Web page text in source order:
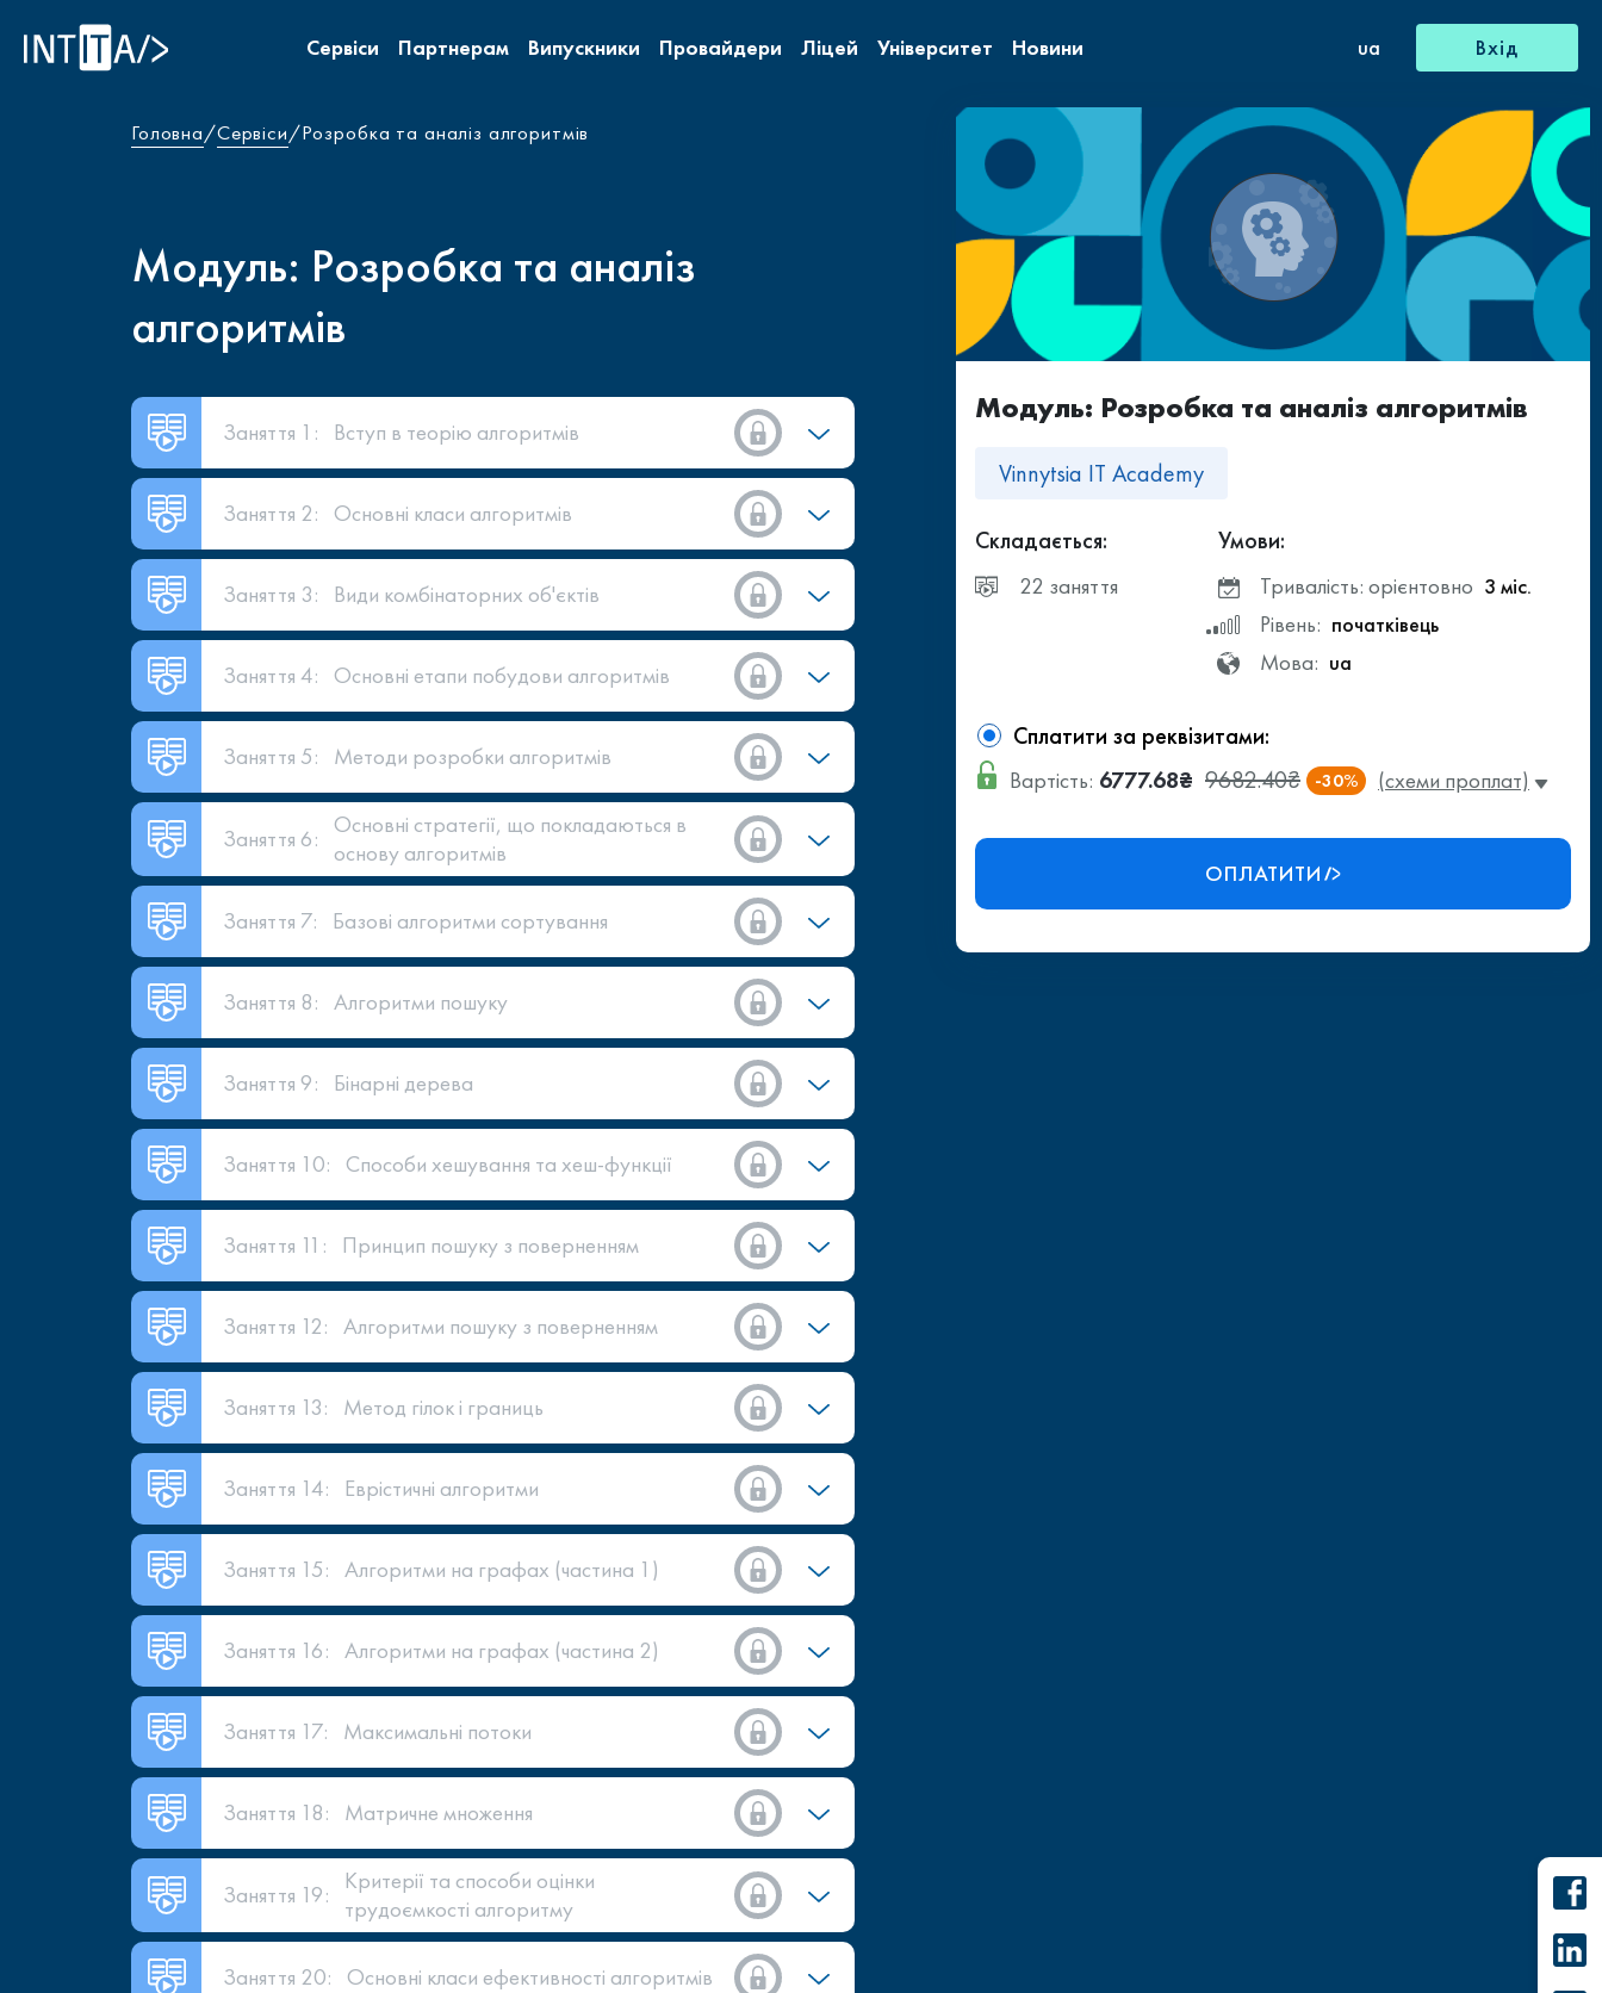
Сервіси Партнерам Випускники Провайдери Ліцей Університет Новини ua Вхід
Головна Сервіси Розробка та аналіз алгоритмів
Модуль: Розробка та аналіз алгоритмів
Vinnytsia IT Academy
Складається:
22 заняття
Умови:
Тривалість: орієнтовно 3 міс.
Рівень: початківець
Мова: ua
Сплатити за реквізитами:
Вартість: 6777.68₴ 9682.40₴ -30% (схеми проплат)
ОПЛАТИТИ
Модуль: Розробка та аналіз
алгоритмів
Заняття 1: Вступ в теорію алгоритмів
Заняття 2: Основні класи алгоритмів
Заняття 3: Види комбінаторних об'єктів
Заняття 4: Основні етапи побудови алгоритмів
Заняття 5: Методи розробки алгоритмів
Заняття 6: Основні стратегії, що покладаються в
основу алгоритмів
Заняття 7: Базові алгоритми сортування
Заняття 8: Алгоритми пошуку
Заняття 9: Бінарні дерева
Заняття 10: Способи хешування та хеш-функції
Заняття 11: Принцип пошуку з поверненням
Заняття 12: Алгоритми пошуку з поверненням
Заняття 13: Метод гілок і границь
Заняття 14: Еврістичні алгоритми
Заняття 15: Алгоритми на графах (частина 1)
Заняття 16: Алгоритми на графах (частина 2)
Заняття 17: Максимальні потоки
Заняття 18: Матричне множення
Заняття 19: Критерії та способи оцінки
трудоємкості алгоритму
Заняття 20: Основні класи ефективності алгоритмів